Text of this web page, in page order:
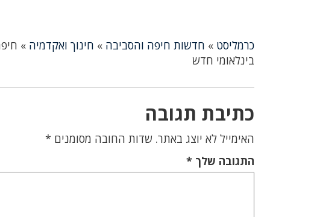
כרמליסט » חדשות חיפה והסביבה » חינוך ואקדמיה »
בינלאומי חדש
כתיבת תגובה
האימייל לא יוצג באתר. שדות החובה מסומנים *
התגובה שלך*